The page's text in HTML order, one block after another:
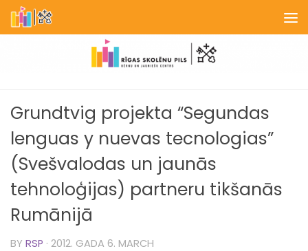
Skip to content
Grundtvig projekta “Segundas
lenguas y nuevas tecnologias”
(Svešvalodas un jaunās
tehnoloģijas) partneru tikšanās
Rumānijā
BY RSP · 2012. GADA 6. MARCH